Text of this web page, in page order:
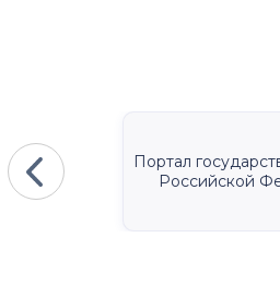
Портал
Российской